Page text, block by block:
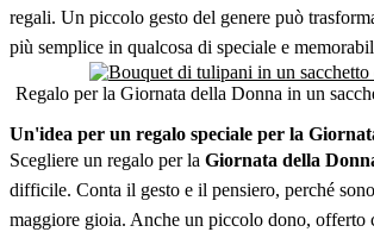
regali. Un piccolo gesto del genere può
più semplice in qualcosa di speciale e
Regalo per la Giornata della Donna in un
Un'idea per un regalo speciale per la
Scegliere un regalo per la Giornata della
difficile. Conta il gesto e il pensiero, perché
maggiore gioia. Anche un piccolo dono, offerto